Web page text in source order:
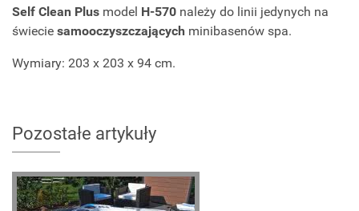
Self Clean Plus model H-570 należy do linii jedynych na
świecie samooczyszczających minibasenów spa.
Wymiary: 203 x 203 x 94 cm.
Pozostałe artykuły